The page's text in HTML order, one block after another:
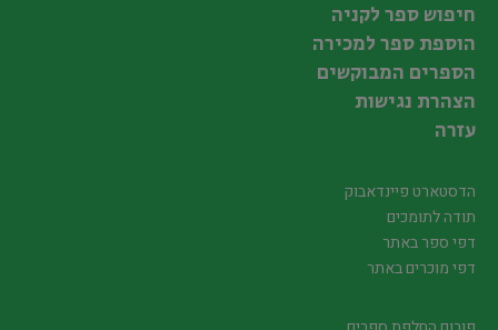
חיפוש ספר לקניה
הוספת ספר למכירה
הספרים המבוקשים
הצהרת נגישות
עזרה
הדסטארט פיינדאבוק
תודה לתומכים
דפי ספר באתר
דפי מוכרים באתר